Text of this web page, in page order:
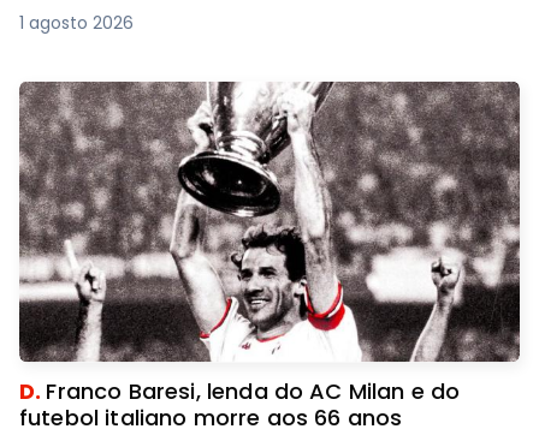
1 agosto 2026
D. Franco Baresi, lenda do AC Milan e do
futebol italiano morre aos 66 anos